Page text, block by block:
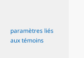
paramètres liés
aux témoins